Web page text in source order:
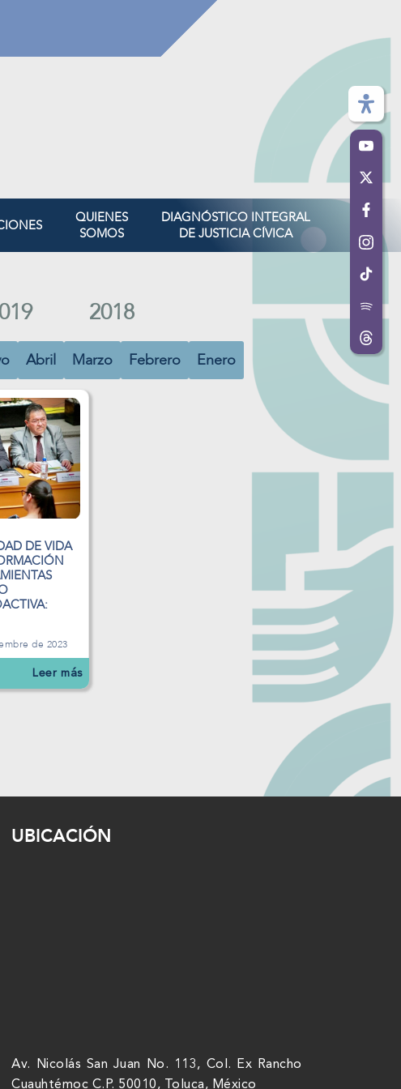
QUIENES
SOMOS
DIAGNÓSTICO INTEGRAL
DE JUSTICIA CÍVICA
2018
Abril Marzo Febrero Enero
DE VIDA
de 2023
Leer más
UBICACIÓN
Av. Nicolás San Juan No. 113, Col. Ex Rancho
Cuauhtémoc C.P. 50010, Toluca, México